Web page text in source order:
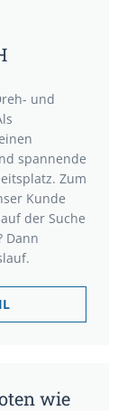
und
spannende
Zum
Kunde
der Suche
Dann
wie